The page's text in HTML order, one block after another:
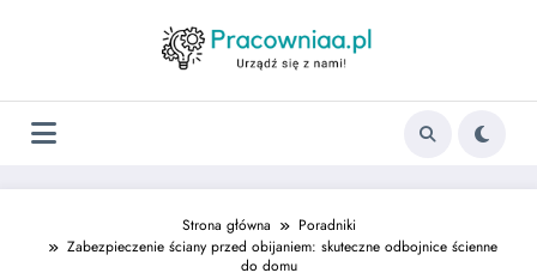
Strona główna
Poradniki
Zabezpieczenie ściany przed obijaniem: skuteczne odbojnice ścienne
do domu